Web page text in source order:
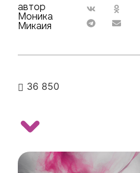
автор
Моника
Микаия
36 850